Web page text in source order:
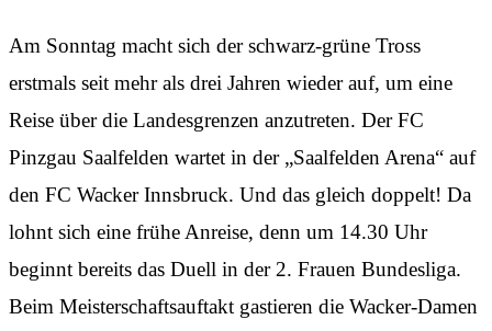
Am Sonntag macht sich der schwarz-grüne Tross
erstmals seit mehr als drei Jahren wieder auf, um eine
Reise über die Landesgrenzen anzutreten. Der FC
Pinzgau Saalfelden wartet in der „Saalfelden Arena“ auf
den FC Wacker Innsbruck. Und das gleich doppelt! Da
lohnt sich eine frühe Anreise, denn um 14.30 Uhr
beginnt bereits das Duell in der 2. Frauen Bundesliga.
Beim Meisterschaftsauftakt gastieren die Wacker-Damen